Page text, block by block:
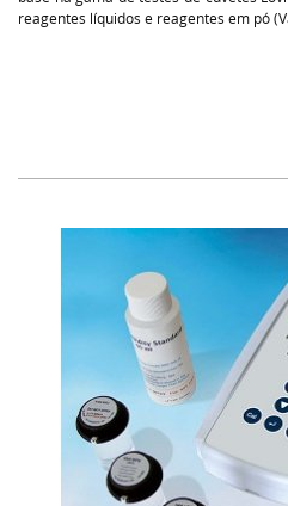
reagentes líquidos e reagentes em pó